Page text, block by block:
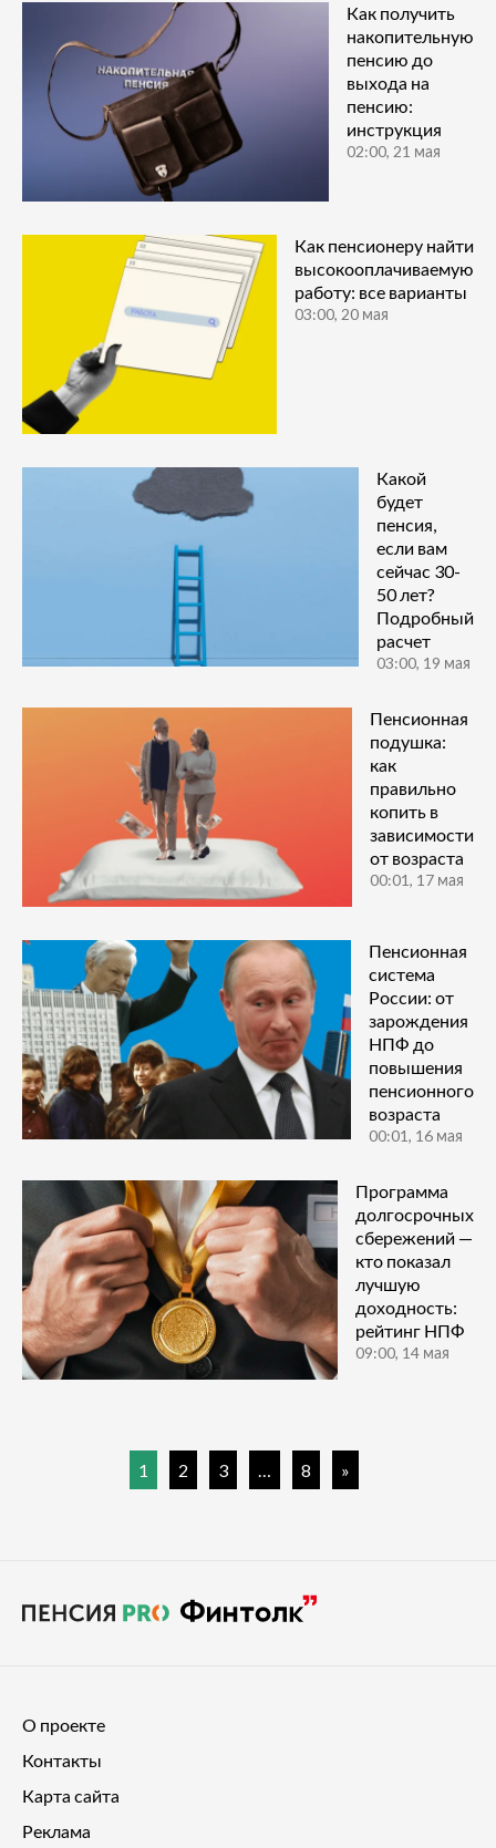
Как получить
накопительную
пенсию до
выхода на
пенсию:
инструкция
02:00, 21 мая
Как пенсионеру найти
высокооплачиваемую
работу: все варианты
03:00, 20 мая
Какой
будет
пенсия,
если вам
сейчас 30-
50 лет?
Подробный
расчет
03:00, 19 мая
Пенсионная
подушка:
как
правильно
копить в
зависимости
от возраста
00:01, 17 мая
Пенсионная
система
России: от
зарождения
НПФ до
повышения
пенсионного
возраста
00:01, 16 мая
Программа
долгосрочных
сбережений —
кто показал
лучшую
доходность:
рейтинг НПФ
09:00, 14 мая
1 2 3 … 8 »
О проекте
Контакты
Карта сайта
Реклама